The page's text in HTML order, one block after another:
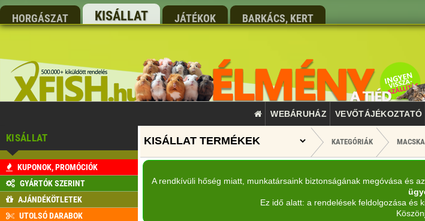
HORGÁSZAT KISÁLLAT JÁTÉKOK BARKÁCS, KERT
WEBÁRUHÁZ VEVŐTÁJÉKOZTATÓ
KISÁLLAT
KUPONOK, PROMÓCIÓK
GYÁRTÓK SZERINT
AJÁNDÉKÖTLETEK
UTOLSÓ DARABOK
KATEGÓRIÁK MACSKA
A rendkívüli hőség miatt, munkatársaink biztonságának megóvása és
Ez idő alatt: a rendelések feldolgozása és